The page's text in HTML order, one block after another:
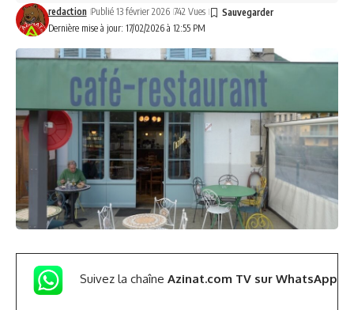
Dernière mise à jour: 17/02/2026 à 12:55 PM
redaction Publié 13 février 2026 742 Vues
Suivez la chaîne Azinat.com TV sur WhatsApp